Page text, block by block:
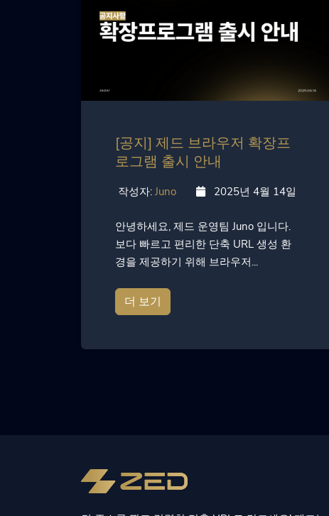
[공지] 제드 브라우저 확장프
로그램 출시 안내
작성자: Juno 2025년 4월 14일
안녕하세요, 제드 운영팀 Juno 입니다.
보다 빠르고 편리한 단축 URL 생성 환
경을 제공하기 위해 브라우저...
더 보기